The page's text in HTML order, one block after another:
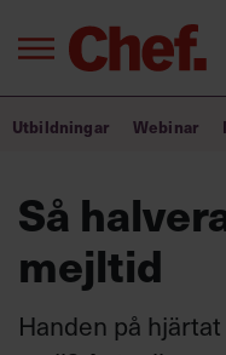
Bra ledare
Innehåll
Utbildning
Utbildningar Webinar
Så
mejltid
Handen på